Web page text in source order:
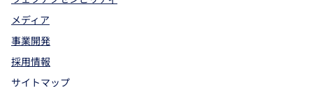
メディア
事業開発
採用情報
サイトマップ